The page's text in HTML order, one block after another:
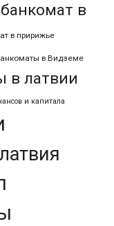
банкомат в
в пририжье
в Видземе
в латвии
и капитала
латвия